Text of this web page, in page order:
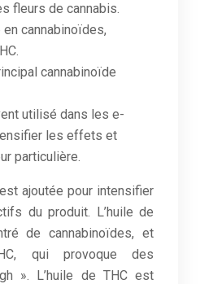
fleurs de cannabis.
cannabinoïdes,
cannabinoïde
utilisé dans les e-
les effets et
particulière.
est ajoutée pour intensifier
du produit. L’huile de
de cannabinoïdes, et
qui provoque des
». L’huile de THC est